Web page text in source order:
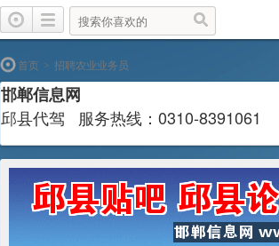
首页 > 招聘农业业务员
邯郸信息网
邱县代驾 服务热线：0310-8391061